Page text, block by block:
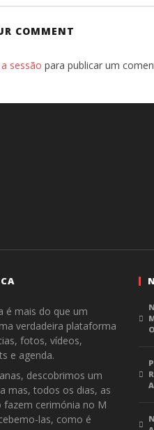
Ventura
COMMENT
sessão para publicar um
é mais do que um
verdadeira plataforma
fotos, vídeos,
e agenda.
descobrimos um
mas, todos os dias, as
fazem cerimónia no M
las, como é